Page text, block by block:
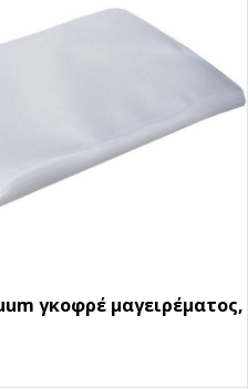
project.
γκοφρέ μαγειρέματος,